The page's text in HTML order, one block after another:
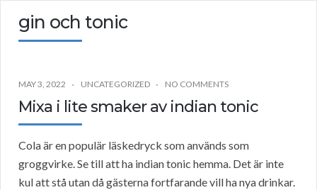
gin och tonic
MAY 3, 2022 UNCATEGORIZED NO COMMENTS
Mixa i lite smaker av indian tonic
Cola är en populär läskedryck som används som
groggvirke. Se till att ha indian tonic hemma. Det är inte
kul att stå utan då gästerna fortfarande vill ha nya drinkar.